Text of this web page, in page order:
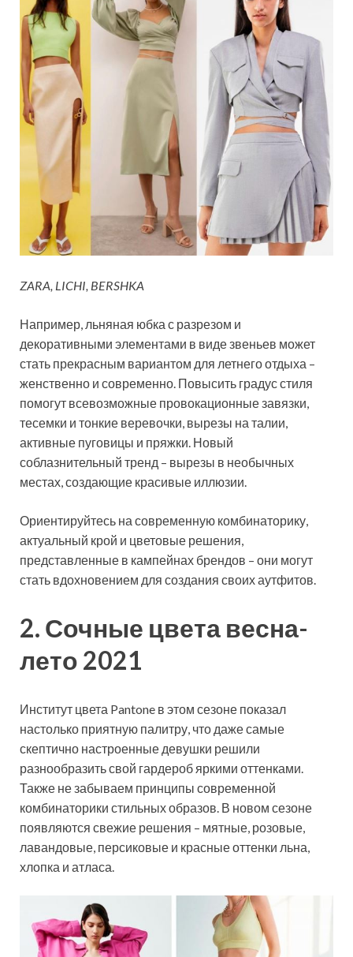
ZARA, LICHI, BERSHKA
Например, льняная юбка с разрезом и
декоративными элементами в виде звеньев может
стать прекрасным вариантом для летнего отдыха –
женственно и современно. Повысить градус стиля
помогут всевозможные провокационные завязки,
тесемки и тонкие веревочки, вырезы на талии,
активные пуговицы и пряжки. Новый
соблазнительный тренд – вырезы в необычных
местах, создающие красивые иллюзии.
Ориентируйтесь на современную комбинаторику,
актуальный крой и цветовые решения,
представленные в кампейнах брендов – они могут
стать вдохновением для создания своих аутфитов.
2. Сочные цвета весна-
лето 2021
Институт цвета Pantone в этом сезоне показал
настолько приятную палитру, что даже самые
скептично настроенные девушки решили
разнообразить свой гардероб яркими оттенками.
Также не забываем принципы современной
комбинаторики стильных образов. В новом сезоне
появляются свежие решения – мятные, розовые,
лавандовые, персиковые и красные оттенки льна,
хлопка и атласа.